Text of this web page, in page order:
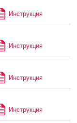
Инструкция
Инструкция
Инструкция
Инструкция